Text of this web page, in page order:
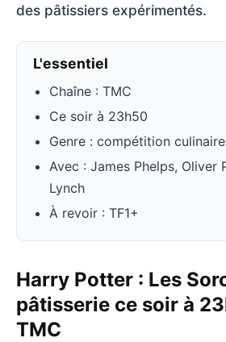
des pâtissiers expérimentés.
L'essentiel
Chaîne : TMC
Ce soir à 23h50
Genre : compétition culinaire
Avec : James Phelps, Oliver
Lynch
À revoir : TF1+
Harry Potter : Les
pâtisserie ce soir à
TMC